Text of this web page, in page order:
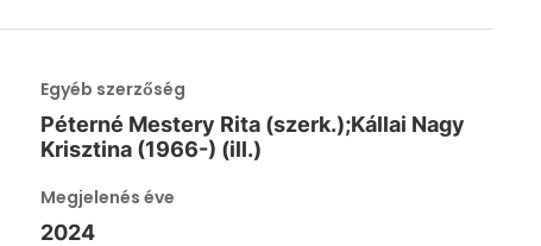
Egyéb szerzőség
Péterné Mestery Rita (szerk.);Kállai Nagy
Krisztina (1966-) (ill.)
Megjelenés éve
2024